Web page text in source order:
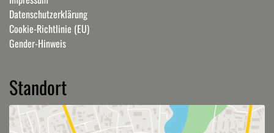
Datenschutzerklärung
Cookie-Richtlinie (EU)
Gender-Hinweis
Standort